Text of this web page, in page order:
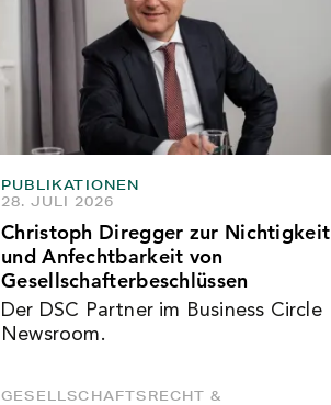
PUBLIKATIONEN
28. JULI 2026
Christoph Diregger zur Nichtigkeit
und Anfechtbarkeit von
Gesellschafterbeschlüssen
Der DSC Partner im Business Circle
Newsroom.
GESELLSCHAFTSRECHT &